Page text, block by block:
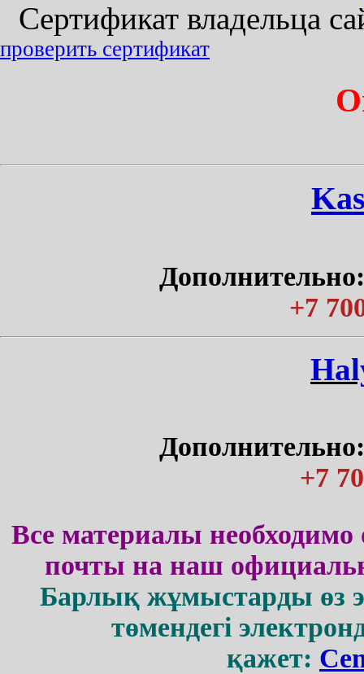
Сертификат владельца
проверить сертификат
+7
+7
Все материалы необходимо
почты на наш
Барлық жұмыстарды өз
төмендегі
қажет: